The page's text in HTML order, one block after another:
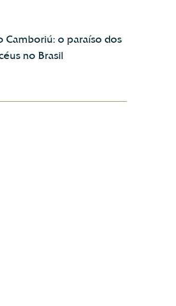
Camboriú: o paraíso dos
no Brasil